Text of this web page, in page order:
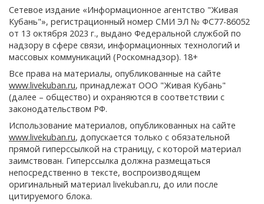
Сетевое издание «Информационное агентство "Живая
Кубань"», регистрационный номер СМИ ЭЛ № ФС77-86052
от 13 октября 2023 г., выдано Федеральной службой по
надзору в сфере связи, информационных технологий и
массовых коммуникаций (Роскомнадзор). 18+
Все права на материалы, опубликованные на сайте
www.livekuban.ru, принадлежат ООО "Живая Кубань"
(далее – общество) и охраняются в соответствии с
законодательством РФ.
Использование материалов, опубликованных на сайте
www.livekuban.ru, допускается только с обязательной
прямой гиперссылкой на страницу, с которой материал
заимствован. Гиперссылка должна размещаться
непосредственно в тексте, воспроизводящем
оригинальный материал livekuban.ru, до или после
цитируемого блока.